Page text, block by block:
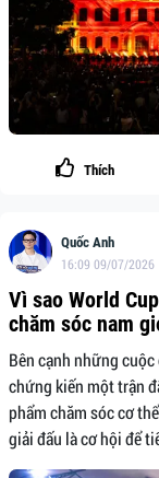
Thích
Quốc Anh
16:09 09/07/2026
Vì sao World
chăm sóc nam
Bên cạnh những
chứng kiến một trận
phẩm chăm sóc cơ
giải đấu là cơ hội để